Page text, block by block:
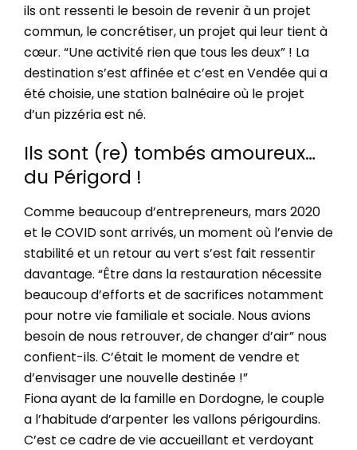
ils ont ressenti le besoin de revenir à un projet
commun, le concrétiser, un projet qui leur tient à
cœur. “Une activité rien que tous les deux” ! La
destination s’est affinée et c’est en Vendée qui a
été choisie, une station balnéaire où le projet
d’un pizzéria est né.
Ils sont (re) tombés amoureux…
du Périgord !
Comme beaucoup d’entrepreneurs, mars 2020
et le COVID sont arrivés, un moment où l’envie de
stabilité et un retour au vert s’est fait ressentir
davantage. “Être dans la restauration nécessite
beaucoup d’efforts et de sacrifices notamment
pour notre vie familiale et sociale. Nous avions
besoin de nous retrouver, de changer d’air” nous
confient-ils. C’était le moment de vendre et
d’envisager une nouvelle destinée !”
Fiona ayant de la famille en Dordogne, le couple
a l’habitude d’arpenter les vallons périgourdins.
C’est ce cadre de vie accueillant et verdoyant